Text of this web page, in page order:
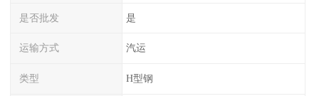
是否批发 是
运输方式 汽运
类型 H型钢